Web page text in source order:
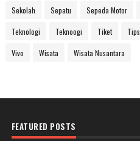
Sekolah Sepatu Sepeda Motor
Teknologi Teknoogi Tiket Tips
Vivo Wisata Wisata Nusantara
FEATURED POSTS